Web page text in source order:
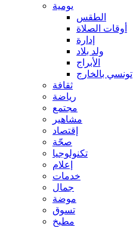
يومية
الطقس
أوقات الصلاة
إدارة
ولد بلاد
الأبراج
تونسي بالخارج
ثقافة
رياضة
مجتمع
مشاهير
إقتصاد
صحّة
تكنولوجيا
إعلام
خدمات
جمال
موضة
تسوق
مطبخ